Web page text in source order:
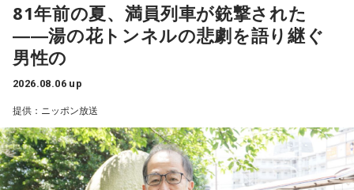
81年前の夏、満員列車が銃撃された
――湯の花トンネルの悲劇を語り継ぐ
男性の
2026.08.06 up
提供：ニッポン放送